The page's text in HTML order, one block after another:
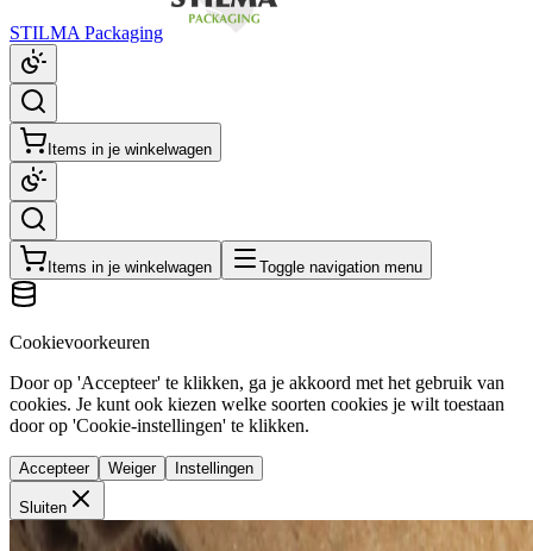
STILMA Packaging
Items in je winkelwagen
Items in je winkelwagen Toggle navigation menu
Cookievoorkeuren
Door op 'Accepteer' te klikken, ga je akkoord met het gebruik van
cookies. Je kunt ook kiezen welke soorten cookies je wilt toestaan
door op 'Cookie-instellingen' te klikken.
Accepteer Weiger Instellingen
Sluiten